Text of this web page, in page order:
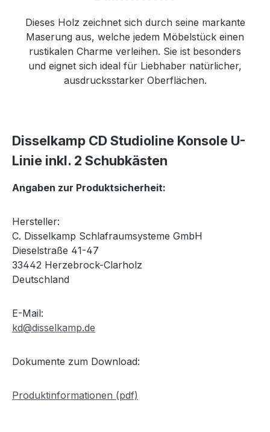
Dieses Holz zeichnet sich durch seine markante
Maserung aus, welche jedem Möbelstück einen
rustikalen Charme verleihen. Sie ist besonders
und eignet sich ideal für Liebhaber natürlicher,
ausdrucksstarker Oberflächen.
Disselkamp CD Studioline Konsole U-
Linie inkl. 2 Schubkästen
Angaben zur Produktsicherheit:
Hersteller:
C. Disselkamp Schlafraumsysteme GmbH
Dieselstraße 41-47
33442 Herzebrock-Clarholz
Deutschland
E-Mail:
kd@disselkamp.de
Dokumente zum Download:
Produktinformationen (pdf)